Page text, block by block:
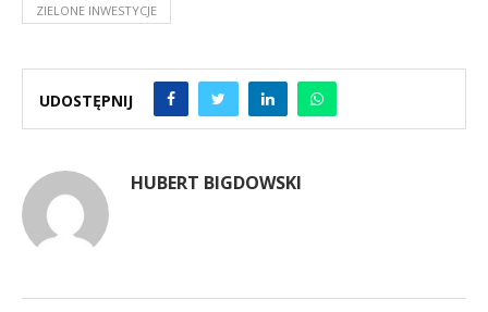
ZIELONE INWESTYCJE
UDOSTĘPNIJ
HUBERT BIGDOWSKI